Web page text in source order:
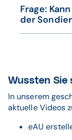
Nein, der
eingetragen
Frage:
der
einer
abgerundet,
4
Wussten Sie
In unserem
aktuelle Videos
eAU